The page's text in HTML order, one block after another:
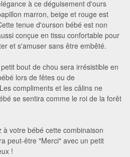
à ce déguisement d'ours
marron, beige et rouge est
tenue d'ourson bébé est non
conçue en tissu confortable pour
et s'amuser sans être embêté.
bout de chou sera irrésistible en
lors de fêtes ou de
compliments et les câlins ne
se sentira comme le roi de la forêt
votre bébé cette combinaison
peut-être "Merci" avec un petit
!